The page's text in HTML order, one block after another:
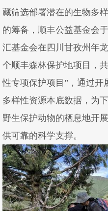
藏筛选部署潜在的生物多
的筹备，顺丰公益基金会
汇基金会在四川甘孜州年
个顺丰森林保护地项目，
性专项保护项目”，通过开
多样性资源本底数据，为
野生保护动物的栖息地开
供可靠的科学支撑。